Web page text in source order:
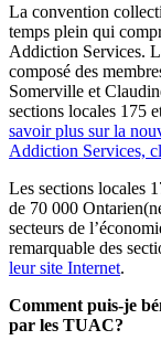
La convention
temps plein qui
Addiction Services.
composé des
Somerville et
sections locales 175
savoir plus sur la
Addiction Services,
Les sections locales
de 70 000
secteurs de
remarquable des
leur site Internet.
Comment puis-je
par les TUAC?